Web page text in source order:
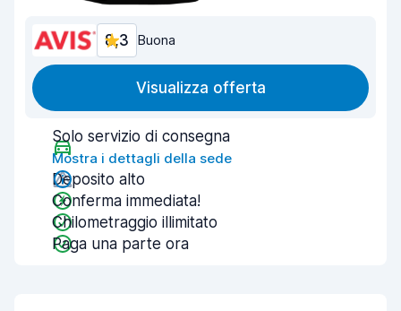
8,3 Buona
Visualizza offerta
Solo servizio di consegna
Mostra i dettagli della sede
Deposito alto
Conferma immediata!
Chilometraggio illimitato
Paga una parte ora